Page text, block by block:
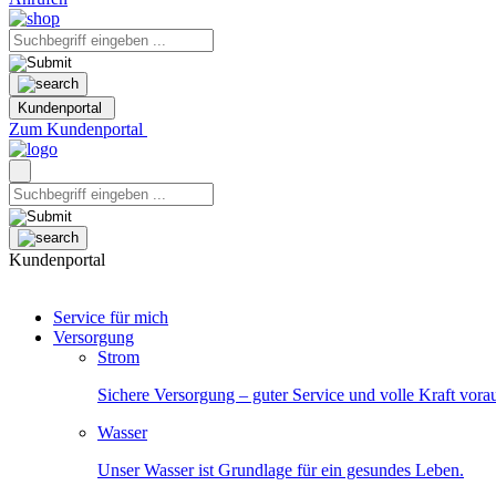
Kundenportal
Zum Kundenportal
Kundenportal
Service für mich
Versorgung
Strom
Sichere Versorgung – guter Service und volle Kraft
Wasser
Unser Wasser ist Grundlage für ein gesundes Leben.